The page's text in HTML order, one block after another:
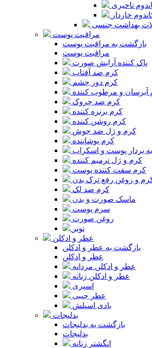
تاخیری
خاردار
بهداشت جنسی
مراقبت پوست
بازگشت به مراقبت پوست
مراقبت پوست
پاک کننده آرایش صورت
کرم ضد آفتاب
کرم دور چشم
آبرسان و مرطوب کننده
کرم ضد چروک
کرم برنزه کننده
کرم روشن کننده
کرم و ژل ضد جوش
کرم پوشاننده
بردار پوست و اسکراب
کرم و ژل ترمیم کننده
کرم سفت کننده پوست
و روغن رفع ترک بدن
کرم ضد لک
ماسک صورت و بدن
سرم پوست
روغن صورت
تونر
عطر و ادکلن
بازگشت به عطر و ادکلن
عطر و ادکلن
عطر و ادکلن مردانه
عطر و ادکلن زنانه
اسپری
عطر جیبی
بادی اسپلش
بدلیجات
بازگشت به بدلیجات
بدلیجات
انگشتر زنانه